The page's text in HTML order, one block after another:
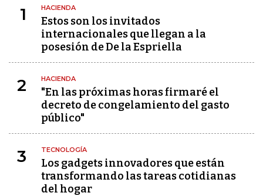
1 HACIENDA
Estos son los invitados
internacionales que llegan a la
posesión de De la Espriella
2 HACIENDA
"En las próximas horas firmaré el
decreto de congelamiento del gasto
público"
3 TECNOLOGÍA
Los gadgets innovadores que están
transformando las tareas cotidianas
del hogar